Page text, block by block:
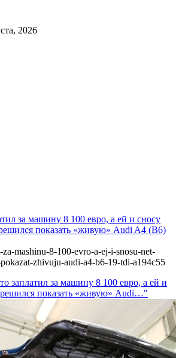
2026
за машину 8 100 евро, а ей и сносу
показать «живую» Audi A4 (B6)
mashinu-8-100-evro-a-ej-i-snosu-net-
zhivuju-audi-a4-b6-19-tdi-a194c55
заплатил за машину 8 100 евро, а ей и
решился показать «живую» Audi…"